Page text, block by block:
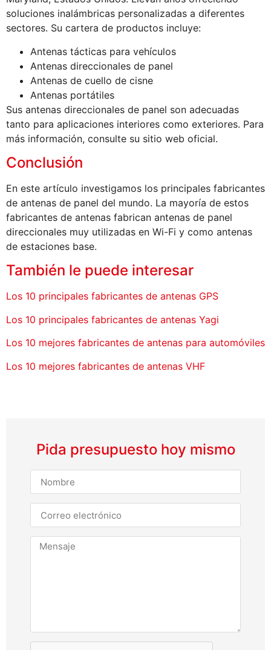
soluciones inalámbricas personalizadas a diferentes
sectores. Su cartera de productos incluye:
Antenas tácticas para vehículos
Antenas direccionales de panel
Antenas de cuello de cisne
Antenas portátiles
Sus antenas direccionales de panel son adecuadas
tanto para aplicaciones interiores como exteriores. Para
más información, consulte su sitio web oficial.
Conclusión
En este artículo investigamos los principales fabricantes
de antenas de panel del mundo. La mayoría de estos
fabricantes de antenas fabrican antenas de panel
direccionales muy utilizadas en Wi-Fi y como antenas
de estaciones base.
También le puede interesar
Los 10 principales fabricantes de antenas GPS
Los 10 principales fabricantes de antenas Yagi
Los 10 mejores fabricantes de antenas para automóviles
Los 10 mejores fabricantes de antenas VHF
Pida presupuesto hoy mismo